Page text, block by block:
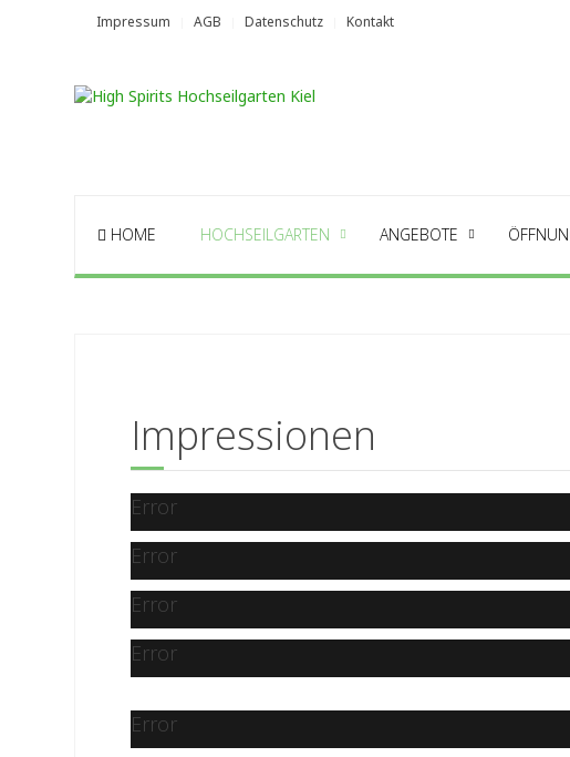
Impressum AGB Datenschutz Kontakt
HOME HOCHSEILGARTEN ANGEBOTE
Impressionen
Error
Error
Error
Error
Error